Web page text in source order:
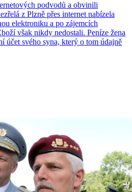
podvodů a obvinili
z Plzně přes internet nabízela
elektroniku a po zájemcích
však nikdy nedostali. Peníze žena
účet svého syna, který o tom údajně